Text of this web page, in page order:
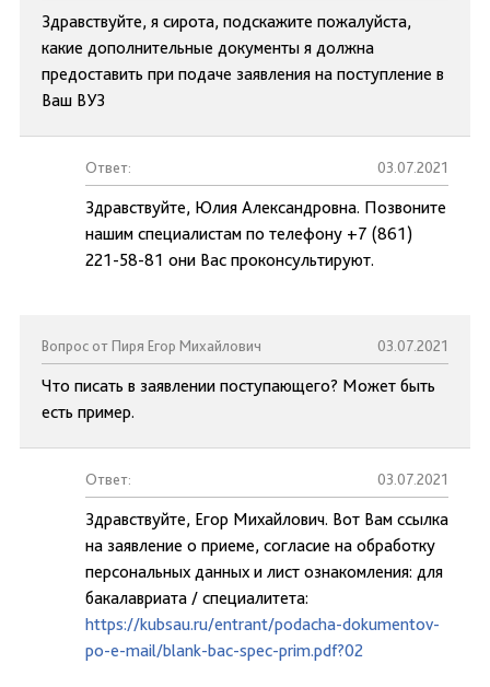
Здравствуйте, я сирота, подскажите пожалуйста,
какие дополнительные документы я должна
предоставить при подаче заявления на поступление в
Ваш ВУЗ
Ответ: 03.07.2021
Здравствуйте, Юлия Александровна. Позвоните
нашим специалистам по телефону +7 (861)
221-58-81 они Вас проконсультируют.
Вопрос от Пиря Егор Михайлович 03.07.2021
Что писать в заявлении поступающего? Может быть
есть пример.
Ответ: 03.07.2021
Здравствуйте, Егор Михайлович. Вот Вам ссылка
на заявление о приеме, согласие на обработку
персональных данных и лист ознакомления: для
бакалавриата / специалитета:
https://kubsau.ru/entrant/podacha-dokumentov-
po-e-mail/blank-bac-spec-prim.pdf?02